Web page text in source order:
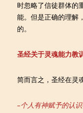
时忽略了信徒群体的
能。但是正确的理解
的。
圣经关于灵魂能力教
简而言之，圣经在灵
–个人有神赋予的认识